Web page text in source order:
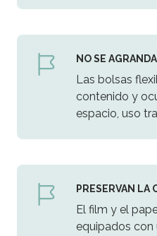
NO SE
Las bolsas
contenido y
espacio, uso
PRESERVAN LA
El film y el
equipados con